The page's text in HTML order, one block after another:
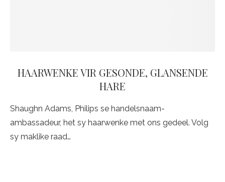
HAARWENKE VIR GESONDE, GLANSENDE
HARE
Shaughn Adams, Philips se handelsnaam-
ambassadeur, het sy haarwenke met ons gedeel. Volg
sy maklike raad…